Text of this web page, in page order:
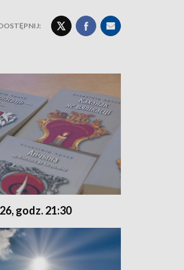
godz. 21:30